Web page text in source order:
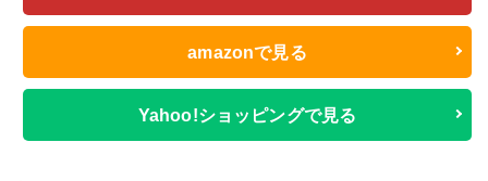
amazonで見る
Yahoo!ショッピングで見る